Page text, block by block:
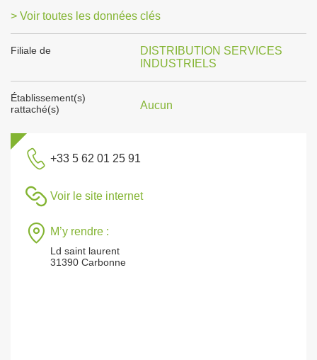
> Voir toutes les données clés
Filiale de
DISTRIBUTION SERVICES
INDUSTRIELS
Établissement(s)
rattaché(s)
Aucun
+33 5 62 01 25 91
Voir le site internet
M’y rendre :
Ld saint laurent
31390 Carbonne